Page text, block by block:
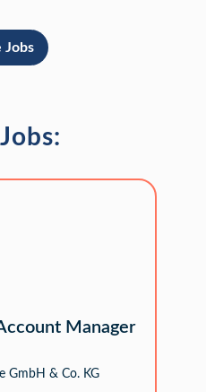
Jobs
Manager
GmbH & Co. KG